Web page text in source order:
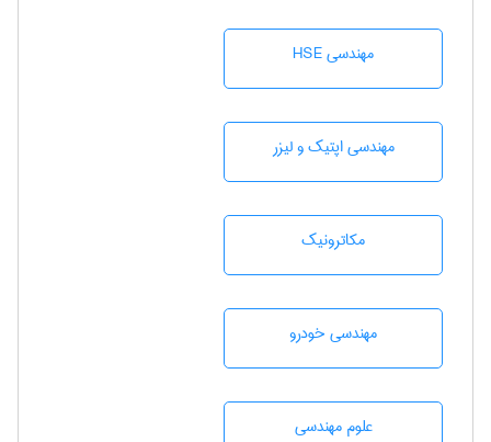
مهندسی HSE
مهندسی اپتیک و لیزر
مکاترونیک
مهندسی خودرو
علوم مهندسی